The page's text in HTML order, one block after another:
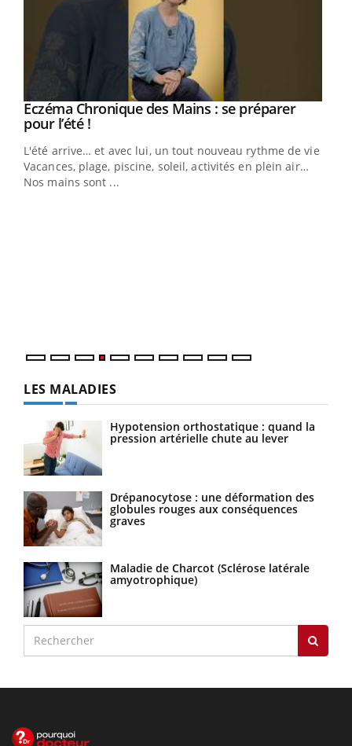
Youtube
Eczéma Chronique des Mains : se préparer
pour l’été !Youtube
L'été arrive… et avec lui, un tout nouveau rythme de vie !
Vacances, plage, piscine, soleil, activités en plein air…
Nos mains sont ...
LES MALADIES
Hypotension orthostatique : quand la
pression artérielle chute au lever
Drépanocytose : une déformation des
globules rouges aux conséquences
graves
Maladie de Charcot (Sclérose latérale
amyotrophique)